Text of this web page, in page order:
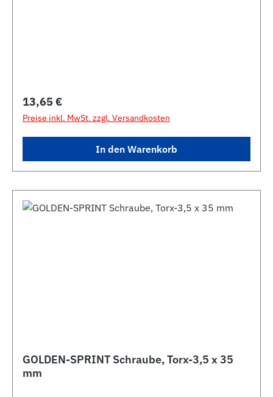
Regulärer Preis:
13,65 €
Preise inkl. MwSt. zzgl. Versandkosten
In den Warenkorb
GOLDEN-SPRINT Schraube, Torx-3,5 x 35
mm